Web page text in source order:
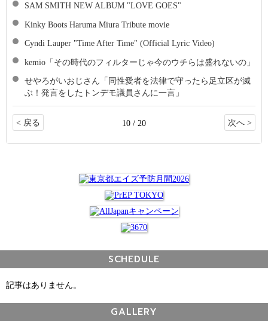
SAM SMITH NEW ALBUM "LOVE GOES"
Kinky Boots Haruma Miura Tribute movie
Cyndi Lauper "Time After Time" (Official Lyric Video)
kemio「その時代のフィルターじゃ今のウチらは盛れないの」
せやろがいおじさん「同性愛者を法律で守ったら足立区が滅
ぶ！発言をしたトンデモ議員さんに一言」
< 戻る 10 / 20 次へ >
SCHEDULE
記事はありません。
GALLERY